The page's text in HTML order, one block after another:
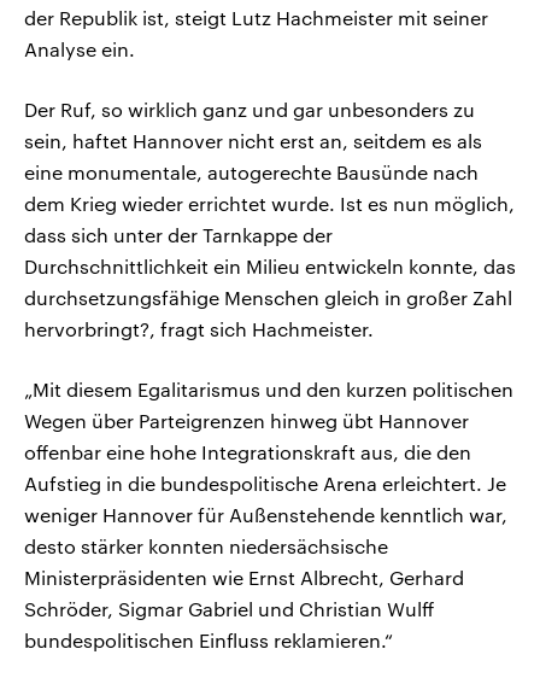
der Republik ist, steigt Lutz Hachmeister mit seiner
Analyse ein.
Der Ruf, so wirklich ganz und gar unbesonders zu
sein, haftet Hannover nicht erst an, seitdem es als
eine monumentale, autogerechte Bausünde nach
dem Krieg wieder errichtet wurde. Ist es nun möglich,
dass sich unter der Tarnkappe der
Durchschnittlichkeit ein Milieu entwickeln konnte, das
durchsetzungsfähige Menschen gleich in großer Zahl
hervorbringt?, fragt sich Hachmeister.
„Mit diesem Egalitarismus und den kurzen politischen
Wegen über Parteigrenzen hinweg übt Hannover
offenbar eine hohe Integrationskraft aus, die den
Aufstieg in die bundespolitische Arena erleichtert. Je
weniger Hannover für Außenstehende kenntlich war,
desto stärker konnten niedersächsische
Ministerpräsidenten wie Ernst Albrecht, Gerhard
Schröder, Sigmar Gabriel und Christian Wulff
bundespolitischen Einfluss reklamieren.“